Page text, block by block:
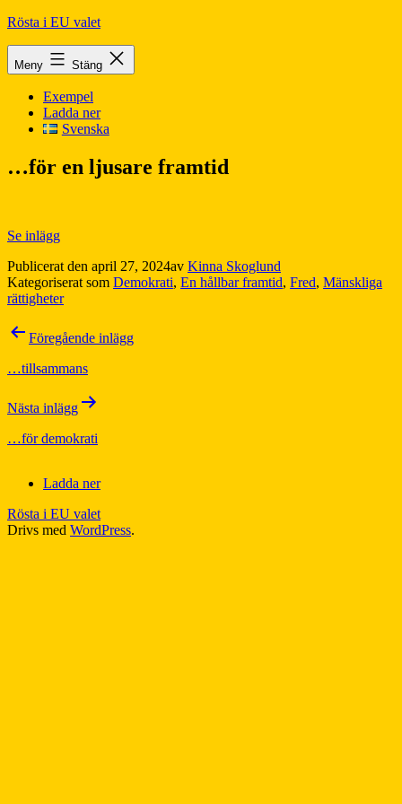
Hoppa
innehåll
Rösta i EU valet
Meny Stäng
Exempel
Ladda ner
Svenska
…för en ljusare framtid
Se inlägg
Publicerat den april 27, 2024av Kinna Skoglund
Kategoriserat som Demokrati, En hållbar framtid, Fred, Mänskliga
rättigheter
Inläggsnavigering
Föregående inlägg
…tillsammans
Nästa inlägg
…för demokrati
Ladda ner
Rösta i EU valet
Drivs med WordPress.